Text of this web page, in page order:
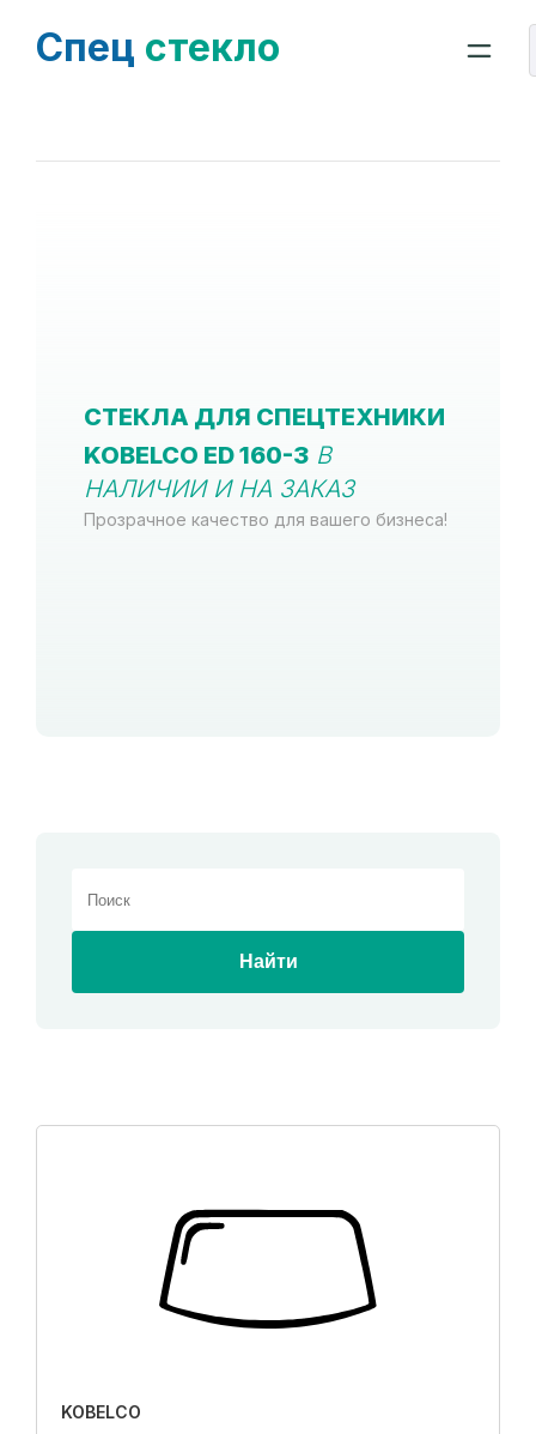
Спец стекло
СТЕКЛА ДЛЯ СПЕЦТЕХНИКИ
KOBELCO ED 160-3 В
НАЛИЧИИ И НА ЗАКАЗ
Прозрачное качество для вашего бизнеса!
Найти
KOBELCO